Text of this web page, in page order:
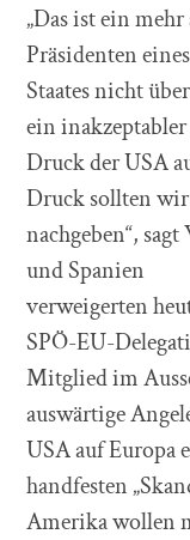
„Das ist ein
Präsidenten eines
Staates nicht
ein inakzeptabler
Druck der USA
Druck sollten
nachgeben“,
und Spanien
verweigerten
SPÖ-EU-
Mitglied im
auswärtige
USA auf Europa
handfesten
Amerika wollen